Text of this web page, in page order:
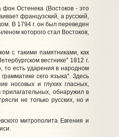
Остенека (Востоков - это
французский, а русский,
В 1794 г. он был переведен
которого стал Востоков,
с такими памятниками, как
вестнике" 1812 г.
есть ударения в народном
сего языка". Здесь
носовых и глухих гласных,
обнаружил в
не только русских, но и
митрополита Евгения и